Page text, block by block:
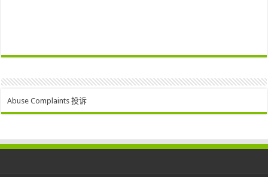
Abuse Complaints 投诉